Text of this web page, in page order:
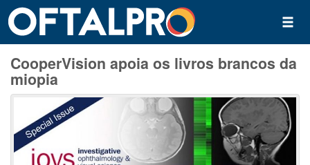
CooperVision apoia os livros brancos da
miopia